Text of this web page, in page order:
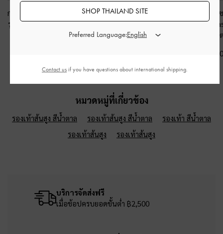
กระเป๋าโท้ทดีเทลงานสาน
รุ่น Ivette-สีช็อคโกแลต
กระเป๋าโท้ทดีเทลงานสาน
รุ่น Calla-สีช็อคโกแลต
กระเป๋าโท้ทดีไ
เรขาคณิตรุ่น
ช็อคโกแล
฿3,790.00
หมวดหมู่ที่เกี่ยวข้อง
รองเท้าส้นสูง สีน้ำตาล รองเท้าส้นสูง สีน้ำตาล
รองเท้า สีน้ำตาล
รองเท้าส้นสูง
รองเท้าส้นสูง
บริการจัดส่งฟรี
เมื่อช้อปครบยอดขั้นต่ำ ฿2,500
SHOP THAILAND SITE
Preferred Language:
Contact us if you have questions about international shipping.